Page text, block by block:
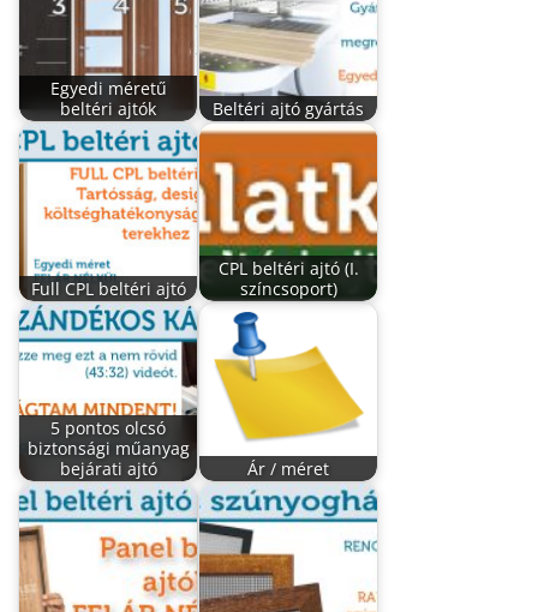
Egyedi méretű
beltéri ajtók
Beltéri ajtó gyártás
Full CPL beltéri ajtó
CPL beltéri ajtó (I.
színcsoport)
5 pontos olcsó
biztonsági műanyag
bejárati ajtó
Ár / méret